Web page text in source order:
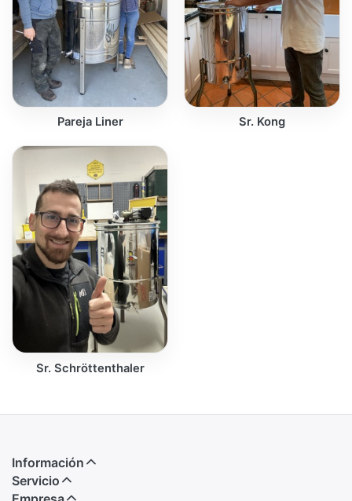
Pareja Liner Sr. Kong
Sr. Schröttenthaler
Información
Servicio